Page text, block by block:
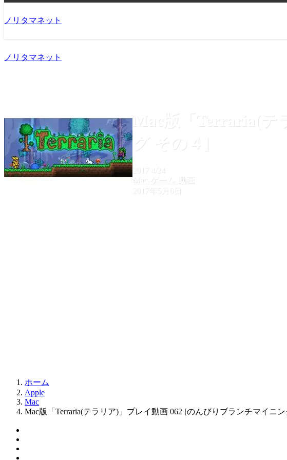
ノリタマネット
ノリタマネット
Mac版「Terraria(
グ その４]
2017
4/24
Mac
ゲーム
動画
2017年5月6日
ホーム
Apple
Mac
Mac版「Terraria(テラリア)」プレイ動画 062 [のんびりブランチマイニ